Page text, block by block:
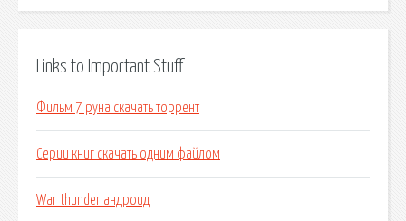
Links to Important Stuff
Фильм 7 руна скачать торрент
Серии книг скачать одним файлом
War thunder андроид